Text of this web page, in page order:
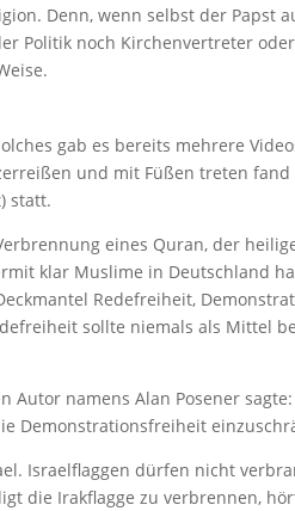
Denn, wenn selbst der Papst
Politik noch Kirchenvertreter
gab es bereits mehrere
und mit Füßen treten
statt.
eines Quran, der
klar Muslime in Deutschland
Redefreiheit,
sollte niemals als Mittel
namens Alan Posener
Demonstrationsfreiheit
Israelflaggen dürfen nicht
die Irakflagge zu verbrennen,